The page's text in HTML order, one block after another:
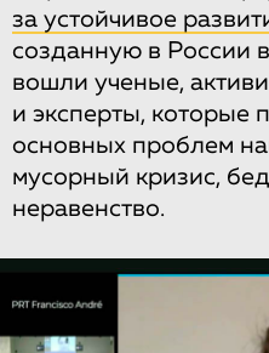
за устойчивое
созданную в России
вошли ученые,
и эксперты, которые
основных проблем
мусорный кризис,
неравенство.